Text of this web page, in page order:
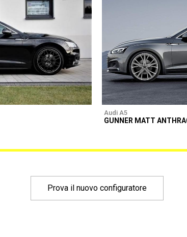
Audi A5
GUNNER MATT
Prova il nuovo configuratore